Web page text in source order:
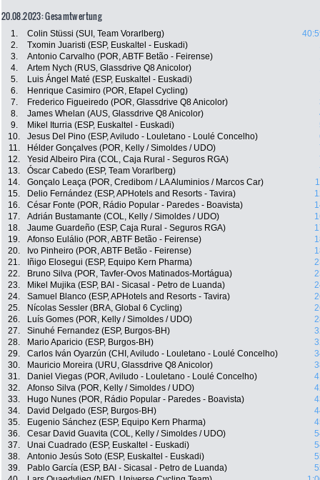
20.08.2023: Gesamtwertung
1. Colin Stüssi (SUI, Team Vorarlberg)
2.
Txomin Juaristi (ESP, Euskaltel - Euskadi)
3.
Antonio Carvalho (POR, ABTF Betão - Feirense)
4.
Artem Nych (RUS, Glassdrive Q8 Anicolor)
5.
Luis Ángel Maté (ESP, Euskaltel - Euskadi)
6.
Henrique Casimiro (POR, Efapel Cycling)
7.
Frederico Figueiredo (POR, Glassdrive Q8 Anicolor)
8.
James Whelan (AUS, Glassdrive Q8 Anicolor)
9.
Mikel Iturria (ESP, Euskaltel - Euskadi)
10.
Jesus Del Pino (ESP, Aviludo - Louletano - Loulé Concelho)
11.
Hélder Gonçalves (POR, Kelly / Simoldes / UDO)
12.
Yesid Albeiro Pira (COL, Caja Rural - Seguros RGA)
13.
Óscar Cabedo (ESP, Team Vorarlberg)
14.
Gonçalo Leaça (POR, Credibom / LA Aluminios / Marcos Car)
15.
Delio Fernández (ESP, APHotels and Resorts - Tavira)
16.
César Fonte (POR, Rádio Popular - Paredes - Boavista)
17.
Adrián Bustamante (COL, Kelly / Simoldes / UDO)
18.
Jaume Guardeño (ESP, Caja Rural - Seguros RGA)
19.
Afonso Eulálio (POR, ABTF Betão - Feirense)
20.
Ivo Pinheiro (POR, ABTF Betão - Feirense)
21.
Iñigo Elosegui (ESP, Equipo Kern Pharma)
22.
Bruno Silva (POR, Tavfer-Ovos Matinados-Mortágua)
23.
Mikel Mujika (ESP, BAI - Sicasal - Petro de Luanda)
24.
Samuel Blanco (ESP, APHotels and Resorts - Tavira)
25.
Nícolas Sessler (BRA, Global 6 Cycling)
26.
Luís Gomes (POR, Kelly / Simoldes / UDO)
27.
Sinuhé Fernandez (ESP, Burgos-BH)
28.
Mario Aparicio (ESP, Burgos-BH)
29.
Carlos Iván Oyarzún (CHI, Aviludo - Louletano - Loulé Concelho)
30.
Mauricio Moreira (URU, Glassdrive Q8 Anicolor)
31.
Daniel Viegas (POR, Aviludo - Louletano - Loulé Concelho)
32.
Afonso Silva (POR, Kelly / Simoldes / UDO)
33.
Hugo Nunes (POR, Rádio Popular - Paredes - Boavista)
34.
David Delgado (ESP, Burgos-BH)
35.
Eugenio Sánchez (ESP, Equipo Kern Pharma)
36.
Cesar David Guavita (COL, Kelly / Simoldes / UDO)
37.
Unai Cuadrado (ESP, Euskaltel - Euskadi)
38.
Antonio Jesús Soto (ESP, Euskaltel - Euskadi)
39.
Pablo García (ESP, BAI - Sicasal - Petro de Luanda)